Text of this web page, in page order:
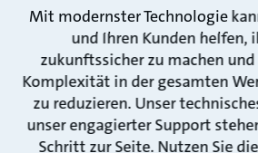
Mit modernster Technologie
und Ihren Kunden helfen,
zukunftssicher zu machen
Komplexität in der gesamten
zu reduzieren. Unser
unser engagierter Support
Schritt zur Seite. Nutzen Sie